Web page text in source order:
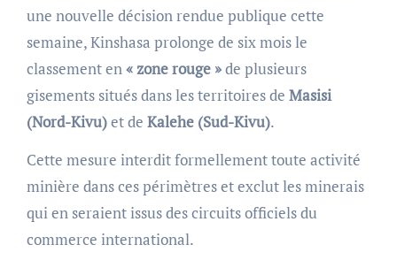
une nouvelle décision rendue publique cette
semaine, Kinshasa prolonge de six mois le
classement en« zone rouge »de plusieurs
gisements situés dans les territoires de Masisi
(Nord-Kivu)et de Kalehe (Sud-Kivu).
Cette mesure interdit formellement toute activité
minière dans ces périmètres et exclut les minerais
qui en seraient issus des circuits officiels du
commerce international.